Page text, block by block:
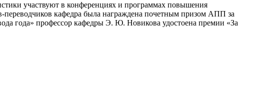
участвуют в конференциях и программах повышения
кафедра была награждена почетным призом АПП за
года» профессор кафедры Э. Ю. Новикова удостоена премии «За